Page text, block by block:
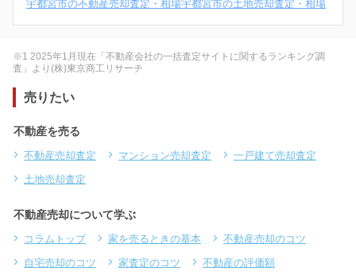
宇都宮市の不動産売却査定・相場宇都宮市の土地売却査定・相場
※1 2025年1月現在「不動産会社の一括査定サイトに関するランキング調
査」より(株)東京商工リサーチ
売りたい
不動産を売る
不動産売却査定 マンション売却査定
一戸建て売却査定
土地売却査定
不動産売却について学ぶ
コラムトップ 家を売るときの基本
不動産売却のコツ
自宅売却のコツ
家査定のコツ
不動産の評価額